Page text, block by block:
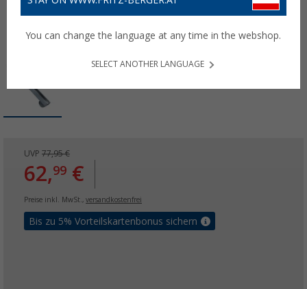
UVP 77,95 €
62,99 €
Preise inkl. MwSt., versandkostenfrei
Bis zu 5% Vorteilskartenbonus sichern
You can change the language at any time in the webshop.
SELECT ANOTHER LANGUAGE